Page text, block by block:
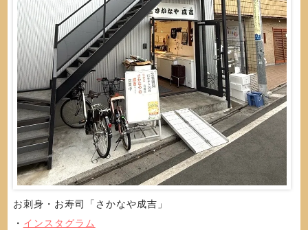
お刺身・お寿司「さかなや成吉」
・ インスタグラム